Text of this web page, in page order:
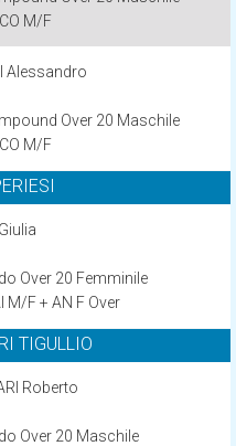
M/F
Alessandro
Over 20 Maschile
M/F
Over 20 Femminile
M/F + AN F Over
TIGULLIO
Roberto
Over 20 Maschile